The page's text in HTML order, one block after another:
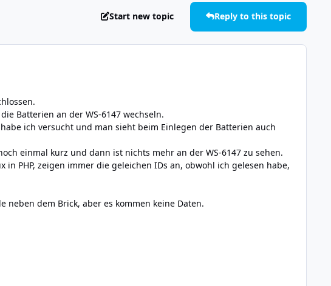
Start new topic Reply to this topic
Batterien an der WS-6147 wechseln.
ich versucht und man sieht beim Einlegen der Batterien auch
einmal kurz und dann ist nichts mehr an der WS-6147 zu sehen.
PHP, zeigen immer die geleichen IDs an, obwohl ich gelesen habe,
neben dem Brick, aber es kommen keine Daten.